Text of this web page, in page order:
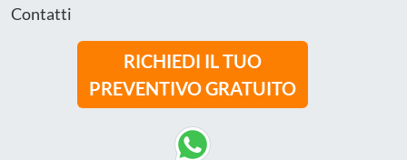
Contatti
RICHIEDI IL TUO
PREVENTIVO GRATUITO